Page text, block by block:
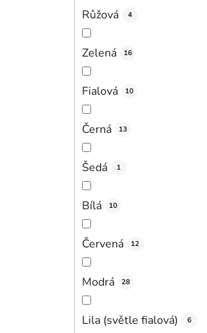
Růžová 4
Zelená 16
Fialová 10
Černá 13
Šedá 1
Bílá 10
Červená 12
Modrá 28
Lila (světle fialová) 6